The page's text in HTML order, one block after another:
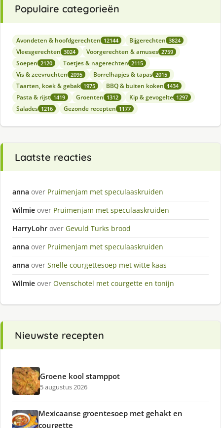
Populaire categorieën
Avondeten & hoofdgerechten 12144 Bijgerechten 3824
Vleesgerechten 3024 Voorgerechten & amuses 2759
Soepen 2120 Toetjes & nagerechten 2115
Vis & zeevruchten 2095 Borrelhapjes & tapas 2015
Taarten, koek & gebak 1975 BBQ & buiten koken 1434
Pasta & rijst 1419 Groenten 1312 Kip & gevogelte 1297
Salades 1216 Gezonde recepten 1177
Laatste reacties
anna over Pruimenjam met speculaaskruiden
Wilmie over Pruimenjam met speculaaskruiden
HarryLohr over Gevuld Turks brood
anna over Pruimenjam met speculaaskruiden
anna over Snelle courgettesoep met witte kaas
Wilmie over Ovenschotel met courgette en tonijn
Nieuwste recepten
Groene kool stamppot
5 augustus 2026
Mexicaanse groentesoep met gehakt en
courgette